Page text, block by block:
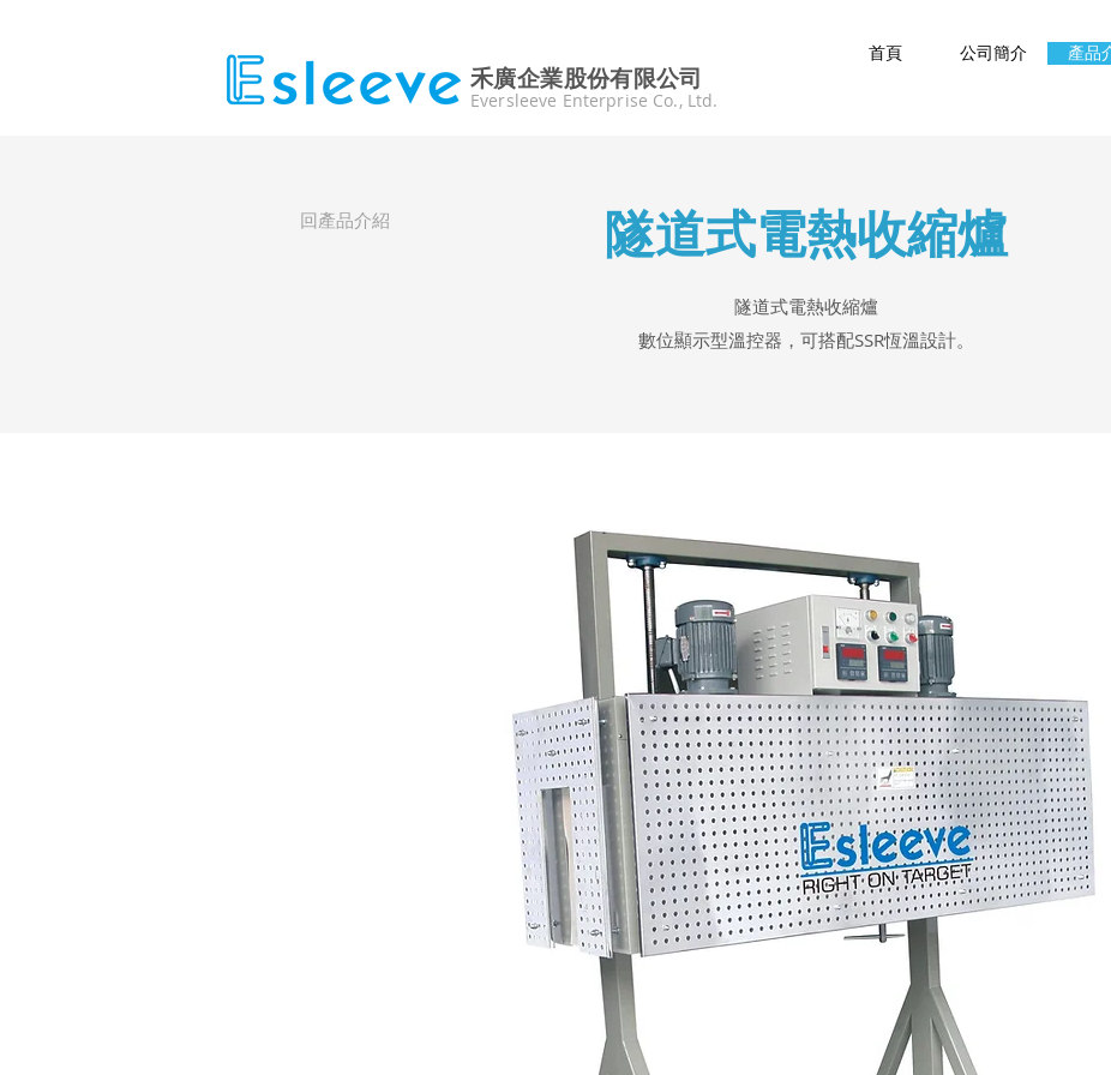
禾廣企業股份有限公司
Eversleeve Enterprise Co., Ltd.
首頁 公司簡介 產品
回產品介紹 隧道式電熱收縮爐
隧道式電熱收縮爐
數位顯示型溫控器，可搭配SSR恆溫設計。